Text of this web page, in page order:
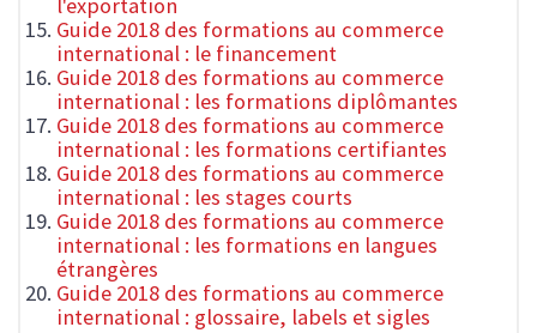
l'exportation
Guide 2018 des formations au commerce
international : le financement
Guide 2018 des formations au commerce
international : les formations diplômantes
Guide 2018 des formations au commerce
international : les formations certifiantes
Guide 2018 des formations au commerce
international : les stages courts
Guide 2018 des formations au commerce
international : les formations en langues
étrangères
Guide 2018 des formations au commerce
international : glossaire, labels et sigles